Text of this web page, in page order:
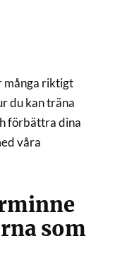
många riktigt
du kan träna
förbättra dina
våra
som